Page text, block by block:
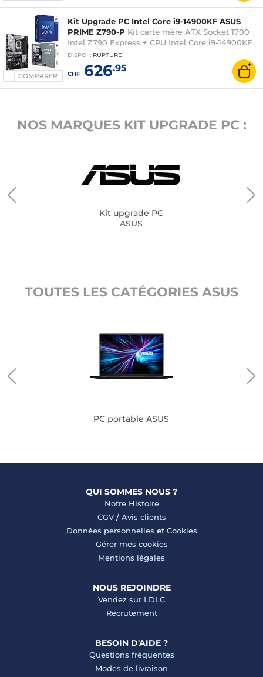
COMPARER
Kit Upgrade PC Intel Core i9-14900KF ASUS
PRIME Z790-P Kit carte mère ATX Socket 1700
Intel Z790 Express + CPU Intel Core i9-14900KF
DISPO : RUPTURE
CHF626.95
NOS MARQUES KIT UPGRADE PC :
Kit upgrade PC
ASUS
TOUTES LES CATÉGORIES ASUS
PC portable ASUS
QUI SOMMES NOUS ?
Notre Histoire
CGV/ Avis clients
Données personnelles et Cookies
Gérer mes cookies
Mentions légales
NOUS REJOINDRE
Vendez sur LDLC
Recrutement
BESOIN D'AIDE ?
Questions fréquentes
Modes de livraison